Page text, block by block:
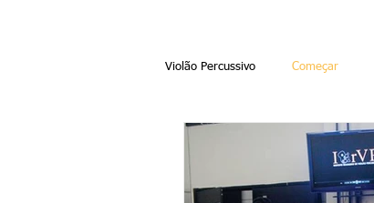
Violão Percussivo Começar